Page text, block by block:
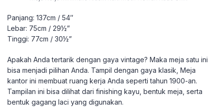
Panjang: 137cm / 54″
Lebar: 75cm / 29½”
Tinggi: 77cm / 30½”
Apakah Anda tertarik dengan gaya vintage? Maka meja satu ini
bisa menjadi pilihan Anda. Tampil dengan gaya klasik, Meja
kantor ini membuat ruang kerja Anda seperti tahun 1900-an.
Tampilan ini bisa dilihat dari finishing kayu, bentuk meja, serta
bentuk gagang laci yang digunakan.